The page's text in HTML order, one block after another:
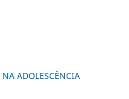
ADOLESCÊNCIA